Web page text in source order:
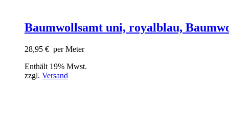
Baumwollsamt uni, royalblau,
28,95 € per Meter
Enthält 19% Mwst.
zzgl. Versand